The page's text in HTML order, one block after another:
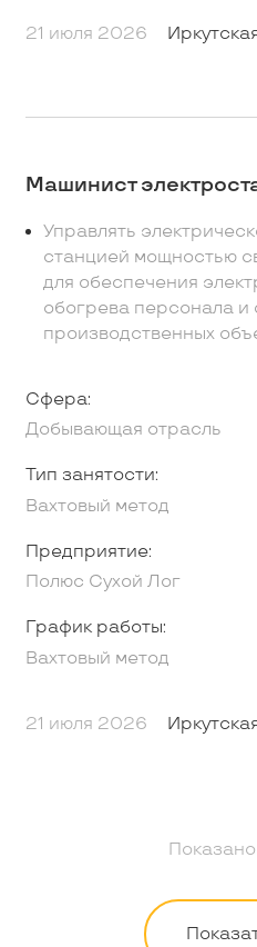
21 июля 2026
Машинист
Управлять
станцией мощностью
для обеспечения
обогрева персонала и
производственных
Сфера:
Добывающая отрасль
Тип занятости:
Вахтовый метод
Предприятие:
Полюс Сухой Лог
График работы:
Вахтовый метод
21 июля 2026
Показано